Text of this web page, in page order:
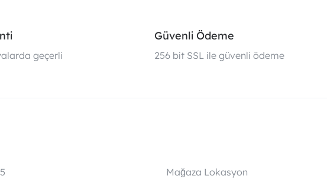
geçerli
Güvenli Ödeme
256 bit SSL ile güvenli ödeme
Mağaza Lokasyon